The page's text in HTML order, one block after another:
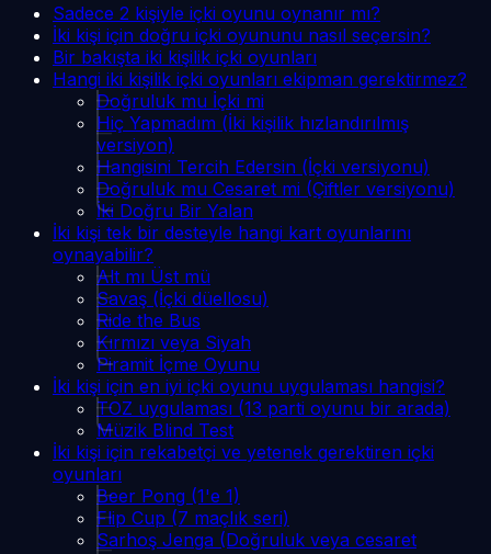
Sadece 2 kişiyle içki oyunu oynanır mı?
İki kişi için doğru içki oyununu nasıl seçersin?
Bir bakışta iki kişilik içki oyunları
Hangi iki kişilik içki oyunları ekipman gerektirmez?
Doğruluk mu İçki mi
Hiç Yapmadım (İki kişilik hızlandırılmış
versiyon)
Hangisini Tercih Edersin (İçki versiyonu)
Doğruluk mu Cesaret mi (Çiftler versiyonu)
İki Doğru Bir Yalan
İki kişi tek bir desteyle hangi kart oyunlarını
oynayabilir?
Alt mı Üst mü
Savaş (İçki düellosu)
Ride the Bus
Kırmızı veya Siyah
Piramit İçme Oyunu
İki kişi için en iyi içki oyunu uygulaması hangisi?
TOZ uygulaması (13 parti oyunu bir arada)
Müzik Blind Test
İki kişi için rekabetçi ve yetenek gerektiren içki
oyunları
Beer Pong (1'e 1)
Flip Cup (7 maçlık seri)
Sarhoş Jenga (Doğruluk veya cesaret